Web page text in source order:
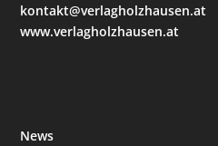
kontakt@verlagholzhausen.at
www.verlagholzhausen.at
News